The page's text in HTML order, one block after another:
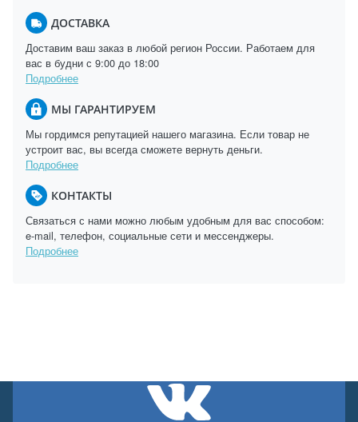
ДОСТАВКА
Доставим ваш заказ в любой регион России. Работаем для
вас в будни с 9:00 до 18:00
Подробнее
МЫ ГАРАНТИРУЕМ
Мы гордимся репутацией нашего магазина. Если товар не
устроит вас, вы всегда сможете вернуть деньги.
Подробнее
КОНТАКТЫ
Связаться с нами можно любым удобным для вас способом:
e-mail, телефон, социальные сети и мессенджеры.
Подробнее